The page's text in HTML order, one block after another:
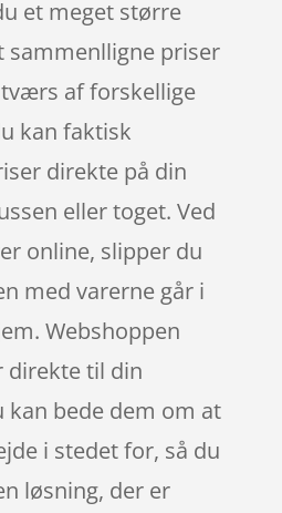
et meget større
sammenlligne priser
af forskellige
kan faktisk
direkte på din
eller toget. Ved
online, slipper du
med varerne går i
Webshoppen
direkte til din
kan bede dem om at
i stedet for, så du
løsning, der er